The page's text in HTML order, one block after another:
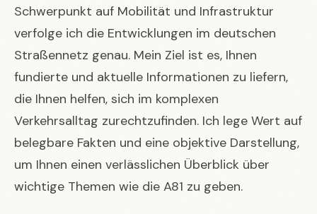
Schwerpunkt auf Mobilität und Infrastruktur
verfolge ich die Entwicklungen im deutschen
Straßennetz genau. Mein Ziel ist es, Ihnen
fundierte und aktuelle Informationen zu liefern,
die Ihnen helfen, sich im komplexen
Verkehrsalltag zurechtzufinden. Ich lege Wert auf
belegbare Fakten und eine objektive Darstellung,
um Ihnen einen verlässlichen Überblick über
wichtige Themen wie die A81 zu geben.